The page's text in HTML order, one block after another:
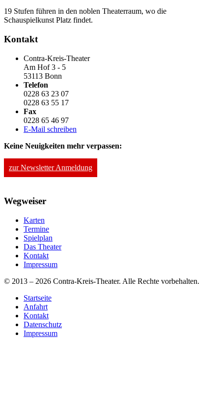
19 Stufen führen in den noblen Theaterraum, wo die
Schauspielkunst Platz findet.
Kontakt
Contra-Kreis-Theater
Am Hof 3 - 5
53113 Bonn
Telefon
0228 63 23 07
0228 63 55 17
Fax
0228 65 46 97
E-Mail schreiben
Keine Neuigkeiten mehr verpassen:
zur Newsletter Anmeldung
Wegweiser
Karten
Termine
Spielplan
Das Theater
Kontakt
Impressum
© 2013 – 2026 Contra-Kreis-Theater. Alle Rechte vorbehalten.
Startseite
Anfahrt
Kontakt
Datenschutz
Impressum